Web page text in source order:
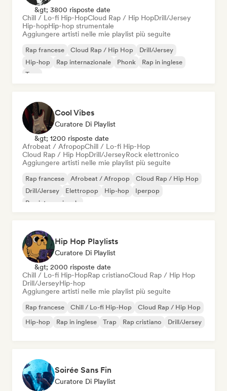
&gt; 3800 risposte date
Chill / Lo-fi Hip-HopCloud Rap / Hip HopDrill/Jersey
Hip-hopHip-hop strumentale
Aggiungere artisti nelle mie playlist più seguite
Rap francese Cloud Rap / Hip Hop
Drill/Jersey
Hip-hop
Rap internazionale Phonk
Rap in inglese
Trap
Cool Vibes
Curatore Di Playlist
&gt; 1200 risposte date
Afrobeat / AfropopChill / Lo-fi Hip-Hop
Cloud Rap / Hip HopDrill/JerseyRock elettronico
Aggiungere artisti nelle mie playlist più seguite
Rap francese Afrobeat / Afropop
Cloud Rap / Hip Hop
Drill/Jersey
Elettropop Hip-hop
Iperpop
Rap internazionale
Hip Hop Playlists
Curatore Di Playlist
&gt; 2000 risposte date
Chill / Lo-fi Hip-HopRap cristianoCloud Rap / Hip Hop
Drill/JerseyHip-hop
Aggiungere artisti nelle mie playlist più seguite
Rap francese Chill / Lo-fi Hip-Hop
Cloud Rap / Hip Hop
Hip-hop
Rap in inglese Trap Rap cristiano Drill/Jersey
Soirée Sans Fin
Curatore Di Playlist